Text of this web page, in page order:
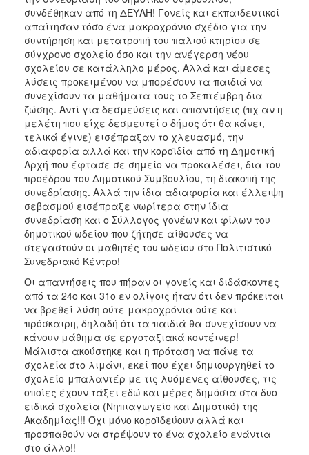
συνδέθηκαν από τη ΔΕΥΑΗ! Γονείς και εκπαιδευτικοί
απαίτησαν τόσο ένα μακροχρόνιο σχέδιο για την
συντήρηση και μετατροπή του παλιού κτηρίου σε
σύγχρονο σχολείο όσο και την ανέγερση νέου
σχολείου σε κατάλληλο μέρος. Αλλά και άμεσες
λύσεις προκειμένου να μπορέσουν τα παιδιά να
συνεχίσουν τα μαθήματα τους το Σεπτέμβρη δια
ζώσης. Αντί για δεσμεύσεις και απαντήσεις (πχ αν η
μελέτη που είχε δεσμευτεί ο δήμος ότι θα κάνει,
τελικά έγινε) εισέπραξαν το χλευασμό, την
αδιαφορία αλλά και την κοροϊδία από τη Δημοτική
Αρχή που έφτασε σε σημείο να προκαλέσει, δια του
προέδρου του Δημοτικού Συμβουλίου, τη διακοπή της
συνεδρίασης. Αλλά την ίδια αδιαφορία και έλλειψη
σεβασμού εισέπραξε νωρίτερα στην ίδια
συνεδρίαση και ο Σύλλογος γονέων και φίλων του
δημοτικού ωδείου που ζήτησε αίθουσες να
στεγαστούν οι μαθητές του ωδείου στο Πολιτιστικό
Συνεδριακό Κέντρο!
Οι απαντήσεις που πήραν οι γονείς και διδάσκοντες
από τα 24ο και 31ο εν ολίγοις ήταν ότι δεν πρόκειται
να βρεθεί λύση ούτε μακροχρόνια ούτε και
πρόσκαιρη, δηλαδή ότι τα παιδιά θα συνεχίσουν να
κάνουν μάθημα σε εργοταξιακά κοντέινερ!
Μάλιστα ακούστηκε και η πρόταση να πάνε τα
σχολεία στο λιμάνι, εκεί που έχει δημιουργηθεί το
σχολείο-μπαλαντέρ με τις λυόμενες αίθουσες, τις
οποίες έχουν τάξει εδώ και μέρες δημόσια στα δυο
ειδικά σχολεία (Νηπιαγωγείο και Δημοτικό) της
Ακαδημίας!!! Όχι μόνο κοροϊδεύουν αλλά και
προσπαθούν να στρέψουν το ένα σχολείο ενάντια
στο άλλο!!